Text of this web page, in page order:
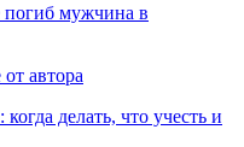
погиб мужчина в
автора
делать, что учесть и